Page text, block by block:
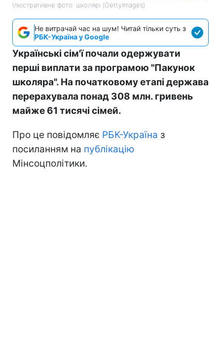
Ілюстративне фото: школярі (GettyImages)
Не витрачай час на шум! Читай тільки суть з
РБК-Україна у Google
Українські сім'ї почали одержувати
перші виплати за програмою "Пакунок
школяра". На початковому етапі держава
перерахувала понад 308 млн. гривень
майже 61 тисячі сімей.
Про це повідомляє РБК-Україна з
посиланням на публікацію
Мінсоцполітики.